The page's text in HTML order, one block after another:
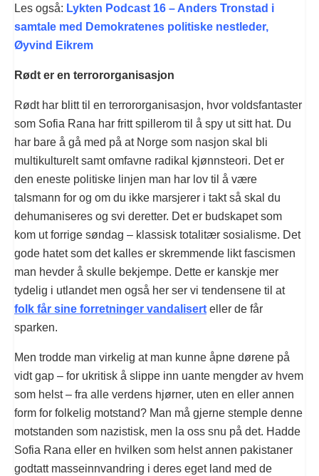
Les også: Lykten Podcast 16 – Anders Tronstad i
samtale med Demokratenes politiske nestleder,
Øyvind Eikrem
Rødt er en terrororganisasjon
Rødt har blitt til en terrororganisasjon, hvor voldsfantaster
som Sofia Rana har fritt spillerom til å spy ut sitt hat. Du
har bare å gå med på at Norge som nasjon skal bli
multikulturelt samt omfavne radikal kjønnsteori. Det er
den eneste politiske linjen man har lov til å være
talsmann for og om du ikke marsjerer i takt så skal du
dehumaniseres og svi deretter. Det er budskapet som
kom ut forrige søndag – klassisk totalitær sosialisme. Det
gode hatet som det kalles er skremmende likt fascismen
man hevder å skulle bekjempe. Dette er kanskje mer
tydelig i utlandet men også her ser vi tendensene til at
folk får sine forretninger vandalisert eller de får
sparken.
Men trodde man virkelig at man kunne åpne dørene på
vidt gap – for ukritisk å slippe inn uante mengder av hvem
som helst – fra alle verdens hjørner, uten en eller annen
form for folkelig motstand? Man må gjerne stemple denne
motstanden som nazistisk, men la oss snu på det. Hadde
Sofia Rana eller en hvilken som helst annen pakistaner
godtatt masseinnvandring i deres eget land med de